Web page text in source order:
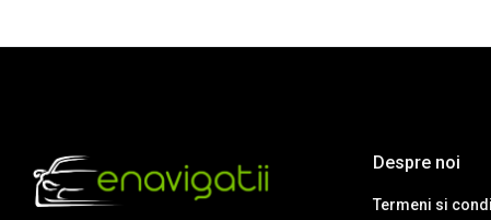
Despre noi
Termeni si